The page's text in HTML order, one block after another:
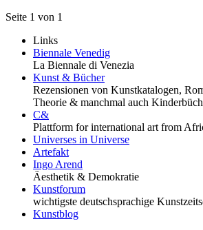
Seite 1 von 1
Links
Biennale Venedig
La Biennale di Venezia
Kunst & Bücher
Rezensionen von Kunstkatalogen,
Theorie & manchmal auch
C&
Plattform for international art from
Universes in Universe
Artefakt
Ingo Arend
Äesthetik & Demokratie
Kunstforum
wichtigste deutschsprachige
Kunstblog